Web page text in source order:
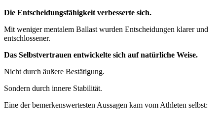
Die Entscheidungsfähigkeit verbesserte sich.
Mit weniger mentalem Ballast wurden Entscheidungen klarer und
entschlossener.
Das Selbstvertrauen entwickelte sich auf natürliche Weise.
Nicht durch äußere Bestätigung.
Sondern durch innere Stabilität.
Eine der bemerkenswertesten Aussagen kam vom Athleten selbst: